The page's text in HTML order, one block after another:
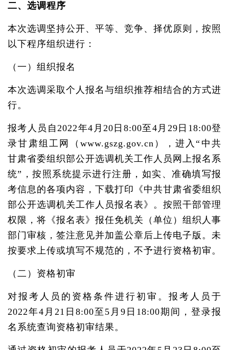
二、选调程序
本次选调坚持公开、平等、竞争、择优原则，按照
以下程序组织进行：
（一）组织报名
本次选调采取个人报名与组织推荐相结合的方式进
行。
报考人员自2022年4月20日8:00至4月29日18:00登
录甘肃组工网（www.gszg.gov.cn），进入“中共
甘肃省委组织部公开选调机关工作人员网上报名系
统”，按照系统提示进行注册，如实、准确填写报
考信息的各项内容，下载打印《中共甘肃省委组织
部公开选调机关工作人员报名表》。按照干部管理
权限，将《报名表》报任免机关（单位）组织人事
部门审核，签注意见并加盖公章后上传电子版。未
按要求上传或填写不规范的，不予进行资格初审。
（二）资格初审
对报考人员的资格条件进行初审。报考人员于
2022年4月21日8:00至5月9日18:00期间，登录报
名系统查询资格初审结果。